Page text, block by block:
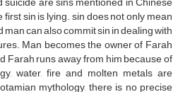
sin is lying. sin does not only mean
can also commit sin in dealing with
Man becomes the owner of Farah
Farah runs away from him because of
water, fire and molten metals are
mythology, there is no precise